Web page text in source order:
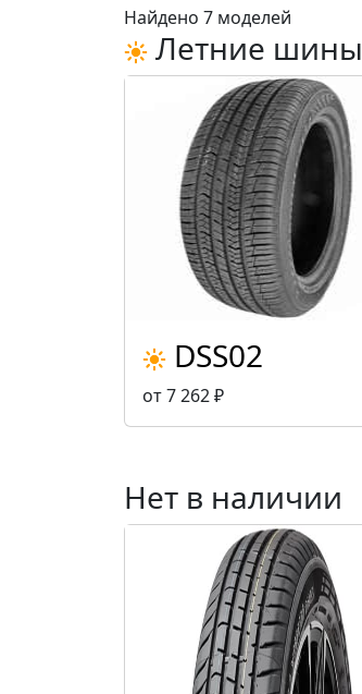
Найдено 7 моделей
Летние шины
DSS02
от 7 262 ₽
Нет в наличии